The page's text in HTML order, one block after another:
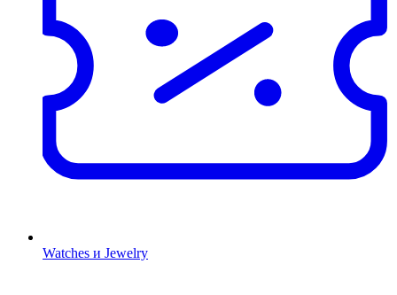
Watches и Jewelry